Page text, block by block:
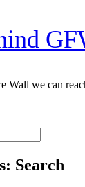
Wall we can
Search